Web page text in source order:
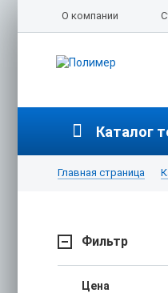
О компании
Каталог
Главная страница
Фильтр
Цена